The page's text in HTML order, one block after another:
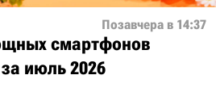
Позавчера в 14:37
смартфонов
июль 2026